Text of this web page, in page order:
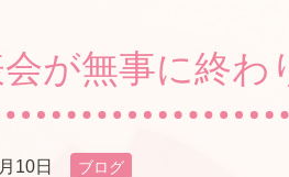
が無事に終わ
10日 ブログ